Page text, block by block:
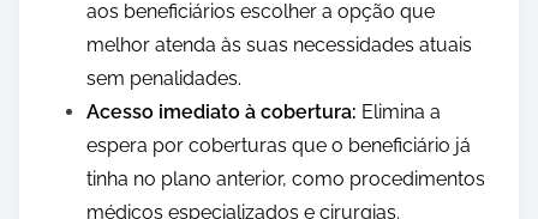
aos beneficiários escolher a opção que
melhor atenda às suas necessidades atuais
sem penalidades.
Acesso imediato à cobertura: Elimina a
espera por coberturas que o beneficiário já
tinha no plano anterior, como procedimentos
médicos especializados e cirurgias.